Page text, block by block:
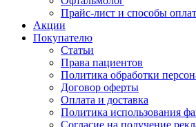
Прайс-лист и способы
Акции
Покупателю
Статьи
Права пациентов
Политика обработки
Договор оферты
Оплата и доставка
Политика использования
Согласие на получение